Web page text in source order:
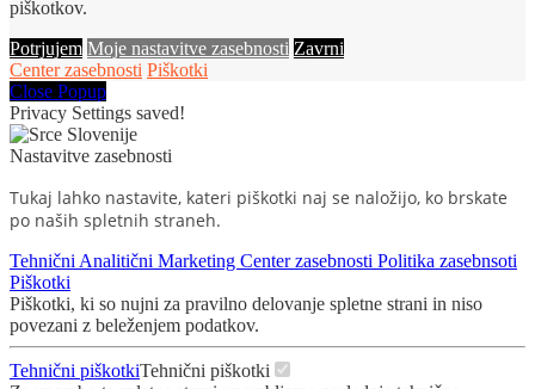
piškotkov.
Potrjujem Moje nastavitve zasebnosti Zavrni
Center zasebnosti Piškotki
Close Popup
Privacy Settings saved!
Nastavitve zasebnosti
Tukaj lahko nastavite, kateri piškotki naj se naložijo, ko brskate
po naših spletnih straneh.
Tehnični Analitični Marketing Center zasebnosti Politika zasebnsoti
Piškotki
Piškotki, ki so nujni za pravilno delovanje spletne strani in niso
povezani z beleženjem podatkov.
Tehnični piškotkiTehnični piškotki